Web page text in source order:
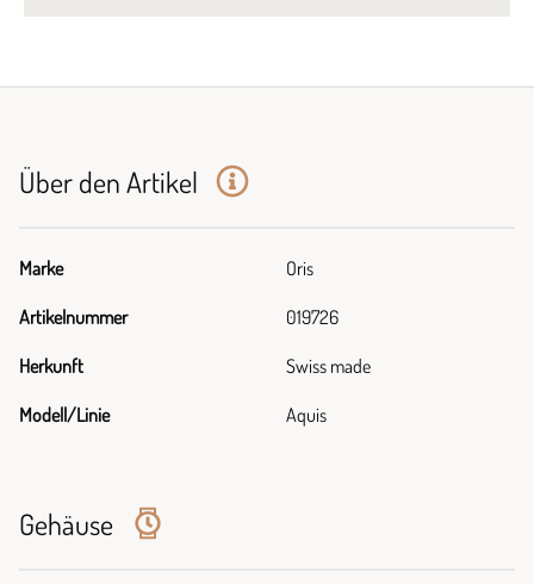
Über den Artikel
Marke Oris
Artikelnummer 019726
Herkunft Swiss made
Modell/Linie Aquis
Gehäuse